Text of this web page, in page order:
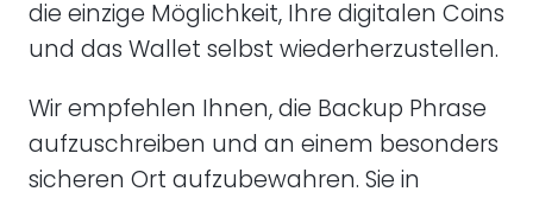
die einzige Möglichkeit, Ihre digitalen Coins
und das Wallet selbst wiederherzustellen.
Wir empfehlen Ihnen, die Backup Phrase
aufzuschreiben und an einem besonders
sicheren Ort aufzubewahren. Sie in